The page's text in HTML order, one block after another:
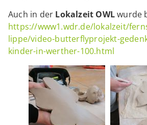
Auch in der Lokalzeit OWLwurde
https://www1.wdr.de/lokalzeit/
lippe/video-butterflyprojekt-
kinder-in-werther-100.html